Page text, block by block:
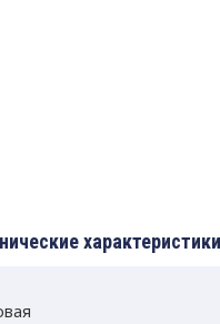
характеристики